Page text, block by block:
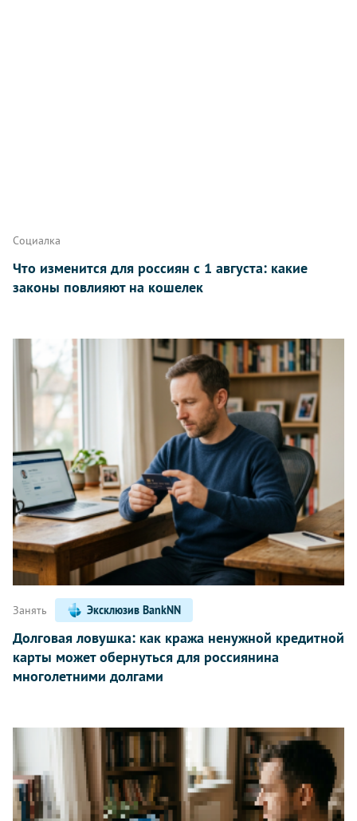
Социалка
Что изменится для россиян с 1 августа: какие
законы повлияют на кошелек
Занять Эксклюзив BankNN
Долговая ловушка: как кража ненужной кредитной
карты может обернуться для россиянина
многолетними долгами